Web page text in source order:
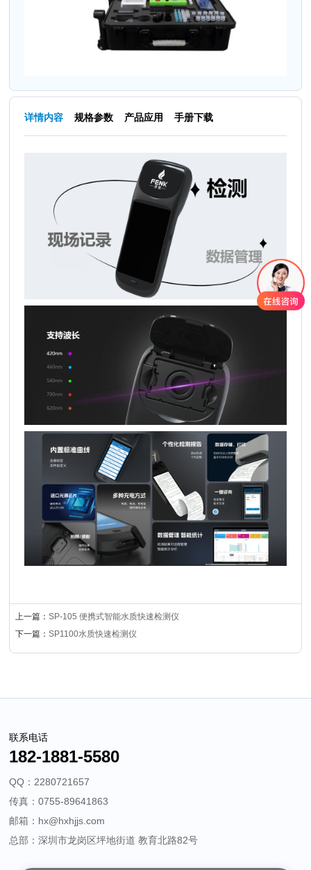
详情内容 规格参数 产品应用 手册下载
上一篇：SP-105 便携式智能水质快速检测仪
下一篇：SP1100水质快速检测仪
联系电话
182-1881-5580
QQ：2280721657
传真：0755-89641863
邮箱：hx@hxhjjs.com
总部：深圳市龙岗区坪地街道 教育北路82号